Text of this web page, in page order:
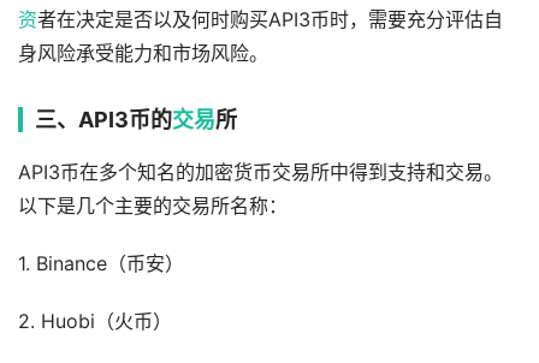
资者在决定是否以及何时购买API3币时，需要充分评估自
身风险承受能力和市场风险。
三、API3币的交易所
API3币在多个知名的加密货币交易所中得到支持和交易。
以下是几个主要的交易所名称：
1. Binance（币安）
2. Huobi（火币）